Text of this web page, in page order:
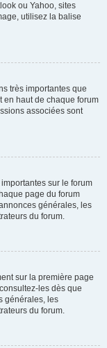
ou Yahoo, sites
utilisez la balise
très importantes que
en haut de chaque forum
associées sont
sur le forum
page du forum
générales, les
du forum.
sur la première page
les dès que
générales, les
du forum.